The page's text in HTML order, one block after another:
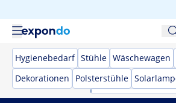
Hygienebedarf Stühle Wäschewagen
Dekorationen
Polsterstühle